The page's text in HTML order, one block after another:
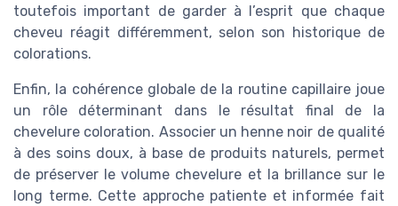
toutefois important de garder à l’esprit que chaque
cheveu réagit différemment, selon son historique de
colorations.
Enfin, la cohérence globale de la routine capillaire joue
un rôle déterminant dans le résultat final de la
chevelure coloration. Associer un henne noir de qualité
à des soins doux, à base de produits naturels, permet
de préserver le volume chevelure et la brillance sur le
long terme. Cette approche patiente et informée fait